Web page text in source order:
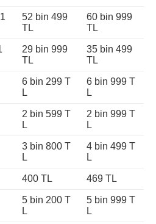
52 bin 499
TL
60 bin 999
TL
29 bin 999
TL
35 bin 499
TL
6 bin 299 T
L
6 bin 999 T
L
2 bin 599 T
L
2 bin 999 T
L
3 bin 800 T
L
4 bin 499 T
L
400 TL 469 TL
5 bin 200 T
L
5 bin 999 T
L